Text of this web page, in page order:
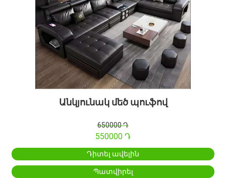
Անկյունակ մեծ պուֆով
650000 Դ
550000 Դ
Դիտել ավելին
Պատվիրել